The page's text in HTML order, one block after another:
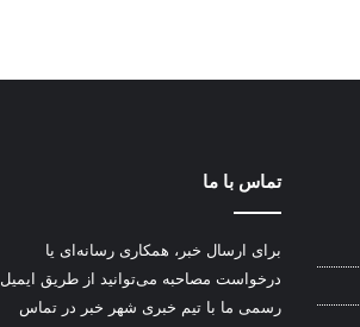
تماس با ما
برای ارسال خبر، همکاری رسانه‌ای یا
درخواست مصاحبه می‌توانید از طریق ایمیل
رسمی ما با تیم خبری شهر خبر در تماس